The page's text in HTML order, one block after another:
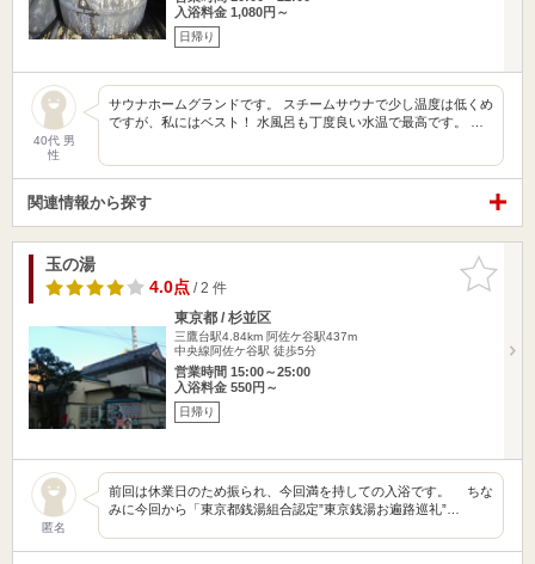
入浴料金 1,080円～
日帰り
40代 男
性
サウナホームグランドです。 スチームサウナで少し温度は低くめ
ですが、私にはベスト！ 水風呂も丁度良い水温で最高です。 …
関連情報から探す
お気に入
りに追加
玉の湯
4.0点/ 2 件
東京都 / 杉並区
三鷹台駅4.84km 阿佐ケ谷駅437m
中央線阿佐ケ谷駅 徒歩5分
営業時間 15:00～25:00
入浴料金 550円～
日帰り
匿名
前回は休業日のため振られ、今回満を持しての入浴です。 ちな
みに今回から「東京都銭湯組合認定”東京銭湯お遍路巡礼”…